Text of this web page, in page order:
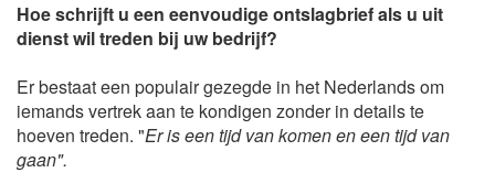
Hoe schrijft u een eenvoudige ontslagbrief als u uit
dienst wil treden bij uw bedrijf?
Er bestaat een populair gezegde in het Nederlands om
iemands vertrek aan te kondigen zonder in details te
hoeven treden. "Er is een tijd van komen en een tijd van
gaan".